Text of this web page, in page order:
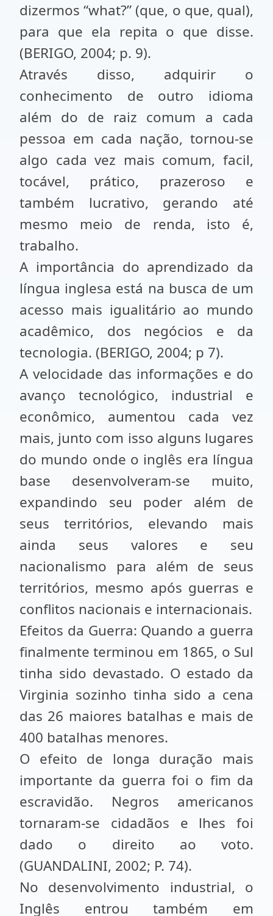
dizermos “what?” (que, o que, qual),
para que ela repita o que disse.
(BERIGO, 2004; p. 9).
Através disso, adquirir o
conhecimento de outro idioma
além do de raiz comum a cada
pessoa em cada nação, tornou-se
algo cada vez mais comum, facil,
tocável, prático, prazeroso e
também lucrativo, gerando até
mesmo meio de renda, isto é,
trabalho.
A importância do aprendizado da
língua inglesa está na busca de um
acesso mais igualitário ao mundo
acadêmico, dos negócios e da
tecnologia. (BERIGO, 2004; p 7).
A velocidade das informações e do
avanço tecnológico, industrial e
econômico, aumentou cada vez
mais, junto com isso alguns lugares
do mundo onde o inglês era língua
base desenvolveram-se muito,
expandindo seu poder além de
seus territórios, elevando mais
ainda seus valores e seu
nacionalismo para além de seus
territórios, mesmo após guerras e
conflitos nacionais e internacionais.
Efeitos da Guerra: Quando a guerra
finalmente terminou em 1865, o Sul
tinha sido devastado. O estado da
Virginia sozinho tinha sido a cena
das 26 maiores batalhas e mais de
400 batalhas menores.
O efeito de longa duração mais
importante da guerra foi o fim da
escravidão. Negros americanos
tornaram-se cidadãos e lhes foi
dado o direito ao voto.
(GUANDALINI, 2002; P. 74).
No desenvolvimento industrial, o
Inglês entrou também em